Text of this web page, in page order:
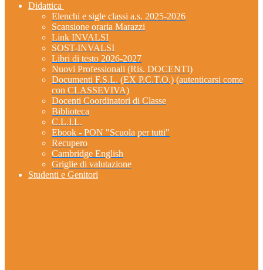
Didattica
Elenchi e sigle classi a.s. 2025-2026
Scansione oraria Marazzi
Link INVALSI
SOST-INVALSI
Libri di testo 2026-2027
Nuovi Professionali (Ris. DOCENTI)
Documenti F.S.L. (EX P.C.T.O.) (autenticarsi come
con CLASSEVIVA)
Docenti Coordinatori di Classe
Biblioteca
C.L.I.L.
Ebook - PON "Scuola per tutti"
Recupero
Cambridge English
Griglie di valutazione
Studenti e Genitori